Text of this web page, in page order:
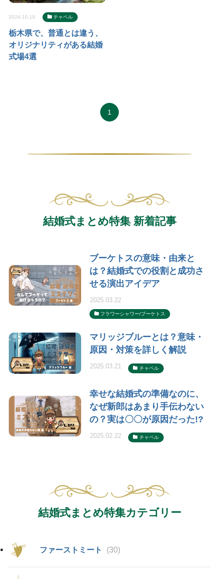
栃木県で、普通とは違う、
オリジナリティがある結婚
式場4選
2024.10.19 チャペル
1
結婚式まとめ特集 新着記事
ブーケトスの意味・由来と
は？結婚式での役割と成功さ
せる演出アイデア
2025.03.22
フラワーシャワー/ブーケトス
マリッジブルーとは？意味・
原因・対策を詳しく解説
2025.03.21 チャペル
幸せな結婚式の準備なのに、
なぜ新郎はあまり手伝わない
の？実は〇〇が原因だった!?
2025.02.22 チャペル
結婚式まとめ特集カテゴリー
ファーストミート (30)